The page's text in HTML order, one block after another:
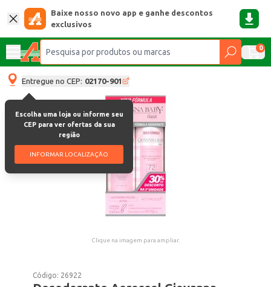
Baixe nosso novo app e ganhe descontos
exclusivos
0
Entregue no CEP: 02170-901
Escolha uma loja ou informe seu
CEP para ver ofertas da sua
região
INFORMAR LOCALIZAÇÃO
Clique na imagem para ampliar.
Código: 26922